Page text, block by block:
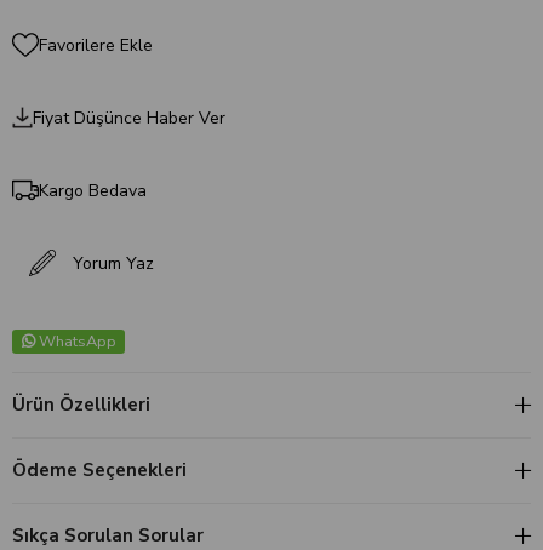
Favorilere Ekle
Fiyat Düşünce Haber Ver
Kargo Bedava
Yorum Yaz
WhatsApp
Ürün Özellikleri
Ödeme Seçenekleri
Sıkça Sorulan Sorular